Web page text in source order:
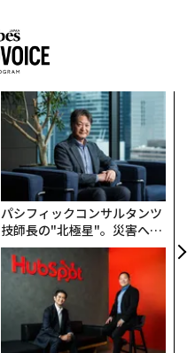
パシフィックコンサルタンツ
技師長の"北極星"。災害への
無力感を乗り越え見つけた、
防災一筋20年の答え